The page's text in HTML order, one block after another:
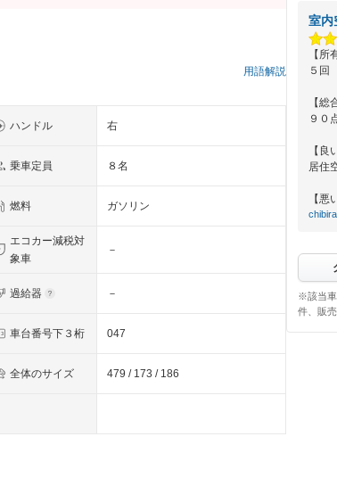
用語解説
ハンドル 右
乗車定員 ８名
燃料 ガソリン
エコカー減税対
象車
－
過給器 －
車台番号下３桁 047
全体のサイズ 479 / 173 / 186
【所
５回
【総
９０
【良
居住
【悪
加速
※該当車
件、販